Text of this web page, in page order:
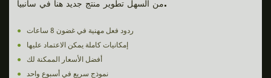
من السهل تطوير منتج جديد هنا في سانبيا.
●
ردود فعل مهنية في غضون 8 ساعات
● إمكانيات كاملة يمكن الاعتماد عليها
● أفضل الأسعار الممكنة لك
● نموذج سريع في أسبوع واحد